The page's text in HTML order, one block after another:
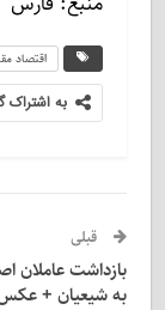
اقتصاد
به اشتراک
قبلی
بازداشت عاملان
به شیعیان +